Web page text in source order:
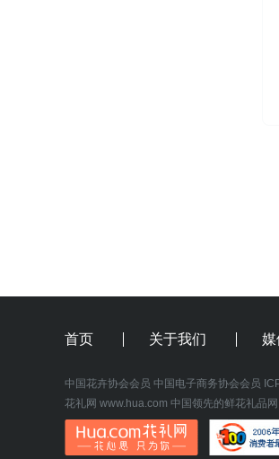
首页 关于我们 媒
中国花卉协会会员 中国电子商务协会会员
花礼网 www.hua.com 中国领先的鲜花礼品